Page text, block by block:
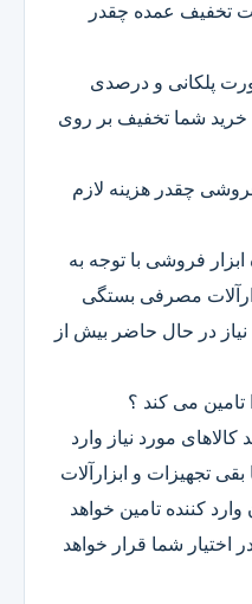
تخفیف عمده چقدر
پلکانی و درصدی
خرید شما تخفیف بر روی
چقدر هزینه لازم
ابزار فروشی با توجه به
مصرفی بستگی
نیاز در حال حاضر بیش از
تامین می کند ؟
در بیش از ۸۰ درصد کالاهای مورد نیاز وارد
تجهیزات و ابزارآلات
کننده تامین خواهد
شما قرار خواهد